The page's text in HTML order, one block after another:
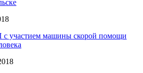
участием машины скорой помощи